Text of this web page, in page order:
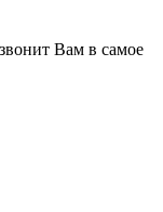
Вам в самое